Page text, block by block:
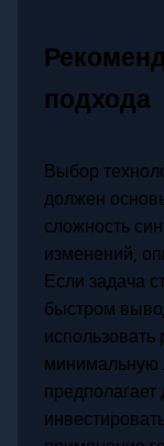
подхода
Выбор
должен
сложность
изменений,
Если задача
быстром
минимальную
предполагает